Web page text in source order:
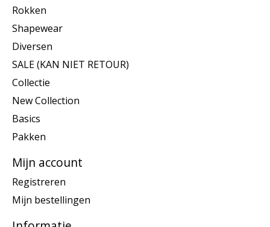
Rokken
Shapewear
Diversen
SALE (KAN NIET RETOUR)
Collectie
New Collection
Basics
Pakken
Mijn account
Registreren
Mijn bestellingen